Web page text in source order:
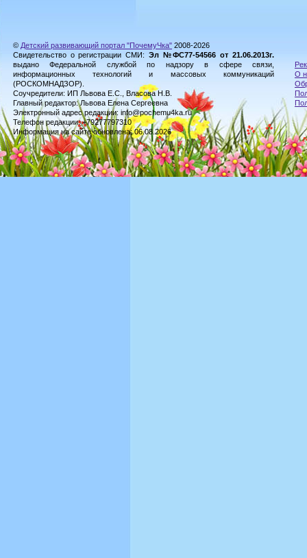
© Детский развивающий портал "ПочемуЧка" 2008-2026
Свидетельство о регистрации СМИ: Эл №ФС77-54566 от 21.06.2013г.
выдано Федеральной службой по надзору в сфере связи,
информационных технологий и массовых коммуникаций
(РОСКОМНАДЗОР).
Соучредители: ИП Львова Е.С., Власова Н.В.
Главный редактор: Львова Елена Сергеевна
Электронный адрес редакции: info@pochemu4ka.ru
Телефон редакции: +79277797310
Информация на сайте обновлена: 06.08.2026
О